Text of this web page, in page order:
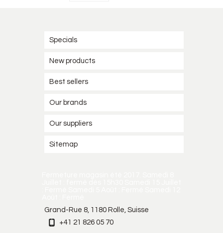
Specials
New products
Best sellers
Our brands
Our suppliers
Sitemap
Grand-Rue 8, 1180 Rolle, Suisse
+41 21 826 05 70